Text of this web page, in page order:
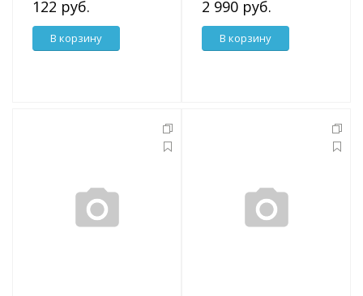
122 руб.
В корзину
2 990 руб.
В корзину